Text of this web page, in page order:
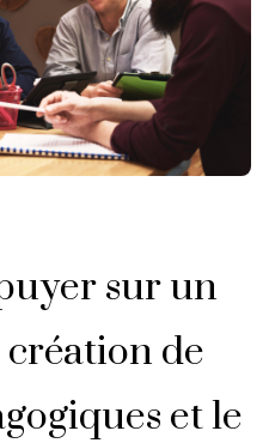
sur un
de
et le